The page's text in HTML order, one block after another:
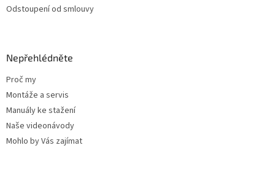
Odstoupení od smlouvy
Nepřehlédněte
Proč my
Montáže a servis
Manuály ke stažení
Naše videonávody
Mohlo by Vás zajímat